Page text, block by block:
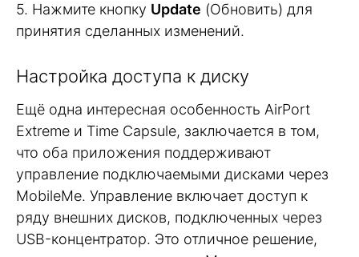
5. Нажмите кнопку Update (Обновить) для
принятия сделанных изменений.
Настройка доступа к диску
Ещё одна интересная особенность AirPort
Extreme и Time Capsule, заключается в том,
что оба приложения поддерживают
управление подключаемыми дисками через
MobileMe. Управление включает доступ к
ряду внешних дисков, подключенных через
USB-концентратор. Это отличное решение,